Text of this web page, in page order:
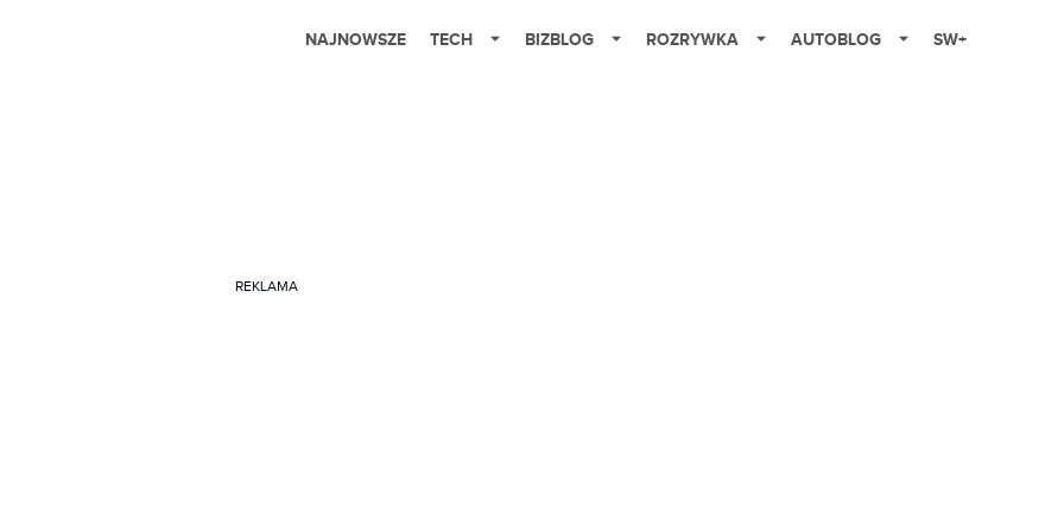
NAJNOWSZE TECH BIZBLOG ROZRYWKA AUTOBLOG SW+
REKLAMA